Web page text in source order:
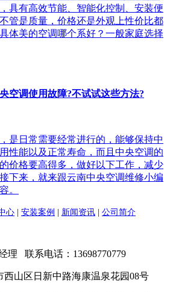
具有高效节能、智能化控制、安装便
管是质量，价格还是外观上性价比都
体美的空调哪个系好？一般家庭选择
空调使用故障?不试试这些方法?
是日常需要经常进行的，能够保持中
性能以及正常寿命，而且中央空调的
价格要高得多，做好以下工作，减少
下来，就来跟云南中央空调维修小编
。
心 安装案例 新闻资讯 公司简介
理 联系电话：13698770779
西山区日新中路海康温泉花园08号